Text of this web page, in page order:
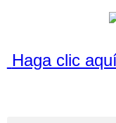
Haga clic